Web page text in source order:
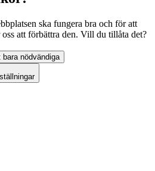
ska fungera bra och för att
att förbättra den. Vill du tillåta det?
bara nödvändiga